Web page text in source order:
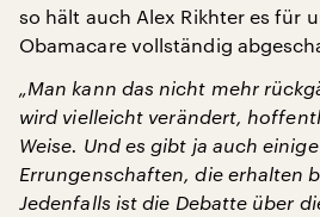
so hält auch Alex Rikhter es für
Obamacare vollständig
„Man kann das nicht mehr
wird vielleicht verändert,
Weise. Und es gibt ja auch
Errungenschaften, die erhalten
Jedenfalls ist die Debatte über